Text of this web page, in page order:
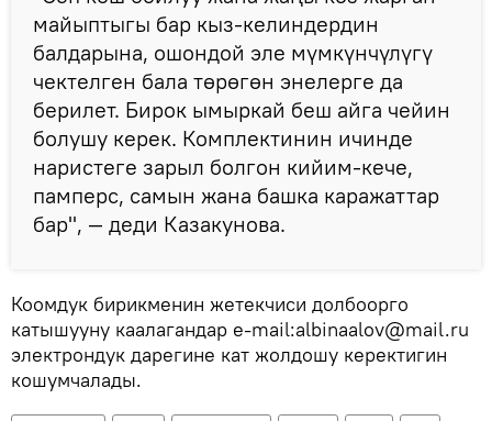
майыптыгы бар кыз-келиндердин
балдарына, ошондой эле мүмкүнчүлүгү
чектелген бала төрөгөн энелерге да
берилет. Бирок ымыркай беш айга чейин
болушу керек. Комплектинин ичинде
наристеге зарыл болгон кийим-кече,
памперс, самын жана башка каражаттар
бар", — деди Казакунова.
Коомдук бирикменин жетекчиси долбоорго
катышууну каалагандар e-mail:albinaalov@mail.ru
электрондук дарегине кат жолдошу керектигин
кошумчалады.